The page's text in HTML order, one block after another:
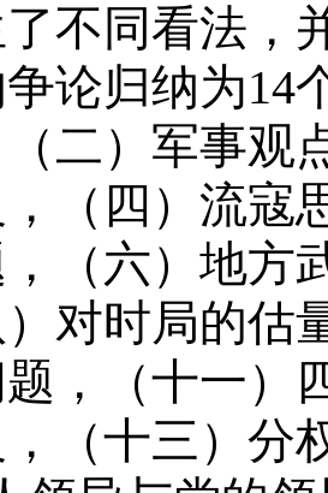
不同看法，
论归纳为14
二）军事观
（四）流寇
（六）地方
对时局的估
，（十一）
（十三）分